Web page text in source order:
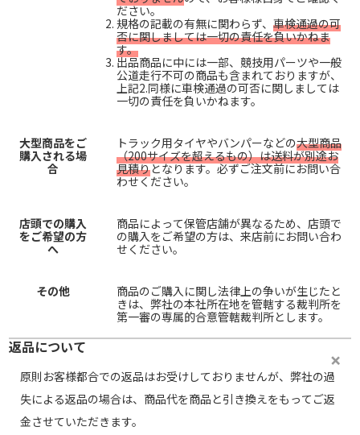
ださい。
規格の記載の有無に関わらず、 車検通過の可
否に関しましては一切の責任を負いかねま
す。
出品商品に中には一部、競技用パーツや一般
公道走行不可の商品も含まれておりますが、
上記2.同様に車検通過の可否に関しましては
一切の責任を負いかねます。
大型商品をご
購入される場
合
トラック用タイヤやバンパーなどの大型商品
（200サイズを超えるもの）は送料が別途お
見積りとなります。必ずご注文前にお問い合
わせください。
店頭での購入
をご希望の方
へ
商品によって保管店舗が異なるため、店頭で
の購入をご希望の方は、来店前にお問い合わ
せください。
その他
商品のご購入に関し法律上の争いが生じたと
きは、弊社の本社所在地を管轄する裁判所を
第一審の専属的合意管轄裁判所とします。
返品について
原則お客様都合での返品はお受けしておりませんが、弊社の過
失による返品の場合は、商品代を商品と引き換えをもってご返
金させていただきます。